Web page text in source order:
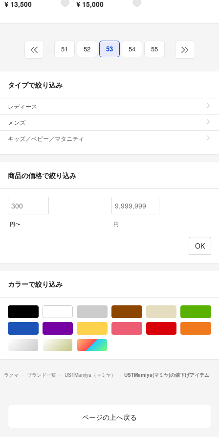
¥ 13,500 ¥ 15,000
… 51 52 53 54 55 …
タイプで絞り込み
レディース
メンズ
キッズ／ベビー／マタニティ
商品の価格で絞り込み
円〜 円
カラーで絞り込み
シルバー/銀色系ゴールド/金色系マルチカラー
ラクマ ブランド一覧 USTMamiya（マミヤ） USTMamiya(マミヤ)の値下げアイテム
ページの上へ戻る